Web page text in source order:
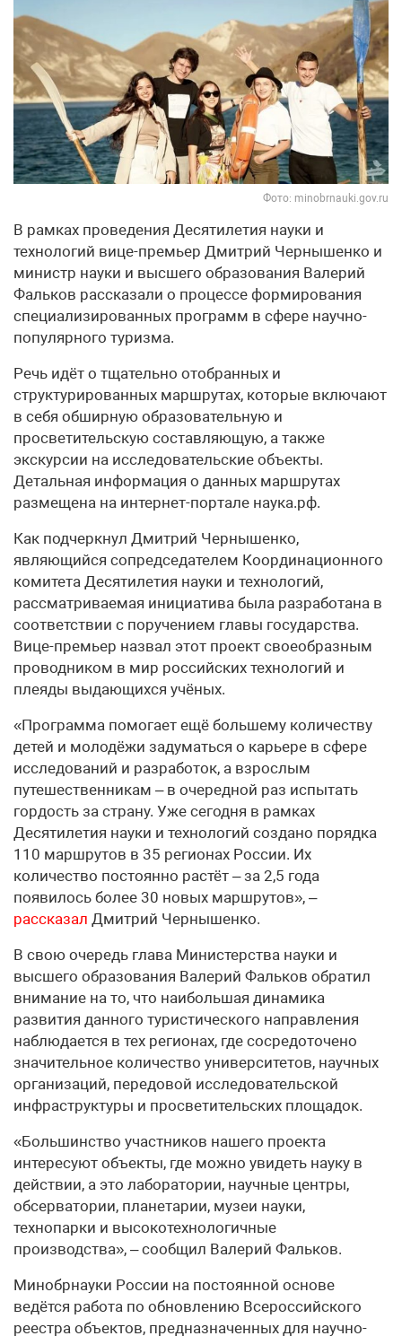
Фото: minobrnauki.gov.ru
В рамках проведения Десятилетия науки и
технологий вице-премьер Дмитрий Чернышенко и
министр науки и высшего образования Валерий
Фальков рассказали о процессе формирования
специализированных программ в сфере научно-
популярного туризма.
Речь идёт о тщательно отобранных и
структурированных маршрутах, которые включают
в себя обширную образовательную и
просветительскую составляющую, а также
экскурсии на исследовательские объекты.
Детальная информация о данных маршрутах
размещена на интернет-портале наука.рф.
Как подчеркнул Дмитрий Чернышенко,
являющийся сопредседателем Координационного
комитета Десятилетия науки и технологий,
рассматриваемая инициатива была разработана в
соответствии с поручением главы государства.
Вице-премьер назвал этот проект своеобразным
проводником в мир российских технологий и
плеяды выдающихся учёных.
«Программа помогает ещё большему количеству
детей и молодёжи задуматься о карьере в сфере
исследований и разработок, а взрослым
путешественникам – в очередной раз испытать
гордость за страну. Уже сегодня в рамках
Десятилетия науки и технологий создано порядка
110 маршрутов в 35 регионах России. Их
количество постоянно растёт – за 2,5 года
появилось более 30 новых маршрутов», –
рассказал Дмитрий Чернышенко.
В свою очередь глава Министерства науки и
высшего образования Валерий Фальков обратил
внимание на то, что наибольшая динамика
развития данного туристического направления
наблюдается в тех регионах, где сосредоточено
значительное количество университетов, научных
организаций, передовой исследовательской
инфраструктуры и просветительских площадок.
«Большинство участников нашего проекта
интересуют объекты, где можно увидеть науку в
действии, а это лаборатории, научные центры,
обсерватории, планетарии, музеи науки,
технопарки и высокотехнологичные
производства», – сообщил Валерий Фальков.
Минобрнауки России на постоянной основе
ведётся работа по обновлению Всероссийского
реестра объектов, предназначенных для научно-